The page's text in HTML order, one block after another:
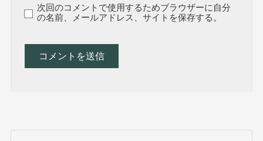
次回のコメントで使用するためブラウザーに自分
の名前、メールアドレス、サイトを保存する。